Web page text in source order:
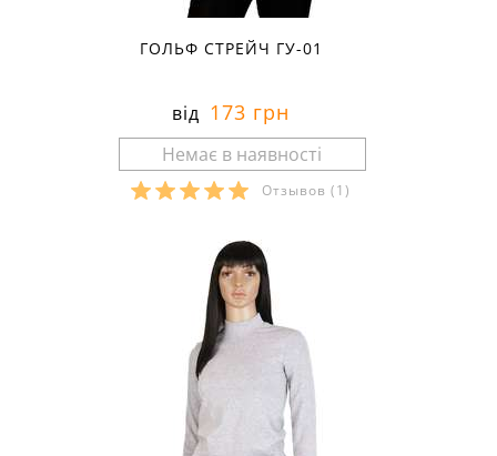
ГОЛЬФ СТРЕЙЧ ГУ-01
від 173 грн
Отзывов (1)